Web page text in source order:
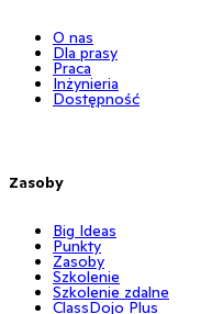
O nas
Dla prasy
Praca
Inżynieria
Dostępność
Zasoby
Big Ideas
Punkty
Zasoby
Szkolenie
Szkolenie zdalne
ClassDojo Plus